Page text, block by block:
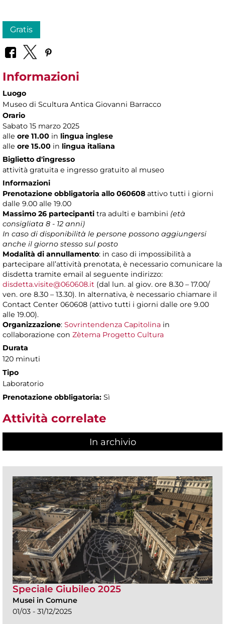
Gratis
Informazioni
Luogo
Museo di Scultura Antica Giovanni Barracco
Orario
Sabato 15 marzo 2025
alle ore 11.00 in lingua inglese
alle ore 15.00 in lingua italiana
Biglietto d'ingresso
attività gratuita e ingresso gratuito al museo
Informazioni
Prenotazione obbligatoria allo 060608 attivo tutti i giorni
dalle 9.00 alle 19.00
Massimo 26 partecipanti tra adulti e bambini (età
consigliata 8 - 12 anni)
In caso di disponibilità le persone possono aggiungersi
anche il giorno stesso sul posto
Modalità di annullamento: in caso di impossibilità a
partecipare all’attività prenotata, è necessario comunicare la
disdetta tramite email al seguente indirizzo:
disdetta.visite@060608.it (dal lun. al giov. ore 8.30 – 17.00/
ven. ore 8.30 – 13.30). In alternativa, è necessario chiamare il
Contact Center 060608 (attivo tutti i giorni dalle ore 9.00
alle 19.00).
Organizzazione: Sovrintendenza Capitolina in
collaborazione con Zètema Progetto Cultura
Durata
120 minuti
Tipo
Laboratorio
Prenotazione obbligatoria: Sì
Attività correlate
In archivio
Speciale Giubileo 2025
Musei in Comune
01/03 - 31/12/2025